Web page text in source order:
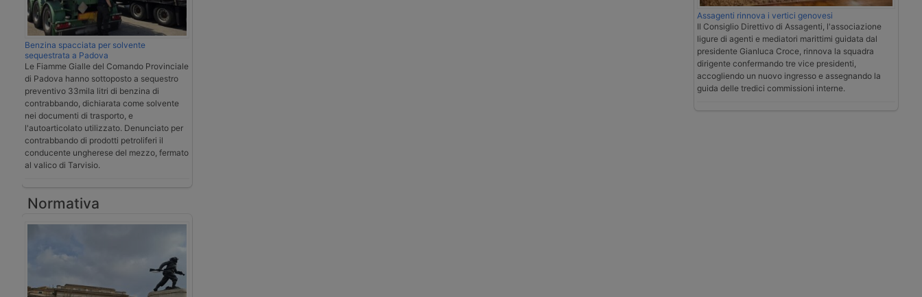
Benzina spacciata per solvente
sequestrata a Padova
Le Fiamme Gialle del Comando Provinciale
di Padova hanno sottoposto a sequestro
preventivo 33mila litri di benzina di
contrabbando, dichiarata come solvente
nei documenti di trasporto, e
l'autoarticolato utilizzato. Denunciato per
contrabbando di prodotti petroliferi il
conducente ungherese del mezzo, fermato
al valico di Tarvisio.
Normativa
Assagenti rinnova i vertici genovesi
Il Consiglio Direttivo di Assagenti, l'associazione
ligure di agenti e mediatori marittimi guidata dal
presidente Gianluca Croce, rinnova la squadra
dirigente confermando tre vice presidenti,
accogliendo un nuovo ingresso e assegnando la
guida delle tredici commissioni interne.